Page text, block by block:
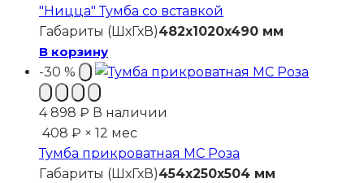
"Ницца" Тумба со вставкой
Габариты (ШхГхВ)482x1020x490 мм
В корзину
-30 %
4 898 ₽ В наличии
408 ₽ × 12 мес
Тумба прикроватная МС Роза
Габариты (ШхГхВ)454x250x504 мм